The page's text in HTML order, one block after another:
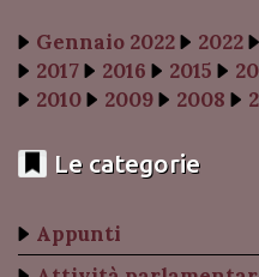
Gennaio 2022 2022
2017
2016 2015
2010
2009 2008
Le categorie
Appunti